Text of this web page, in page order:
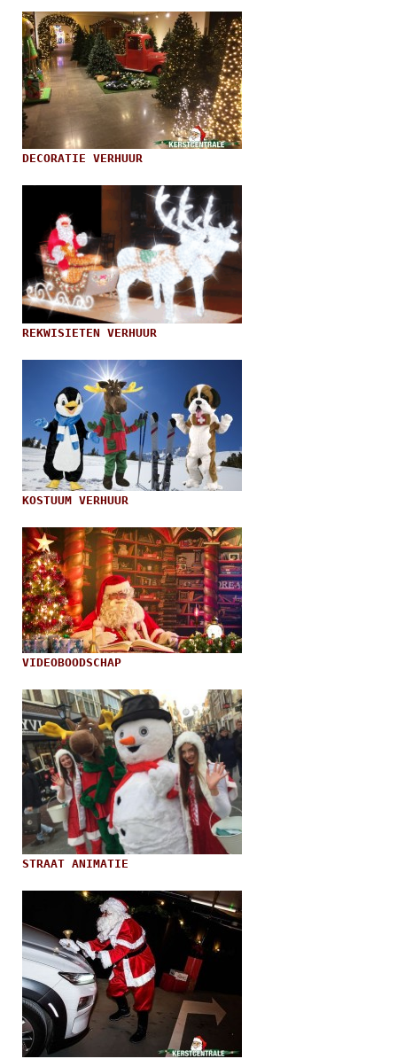
DECORATIE VERHUUR
REKWISIETEN VERHUUR
KOSTUUM VERHUUR
VIDEOBOODSCHAP
STRAAT ANIMATIE